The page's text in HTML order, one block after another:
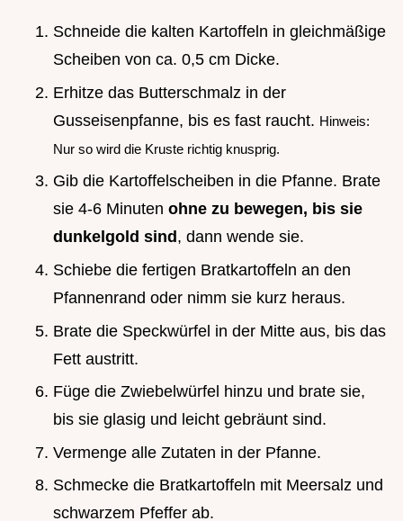
Schneide die kalten Kartoffeln in gleichmäßige
Scheiben von ca. 0,5 cm Dicke.
Erhitze das Butterschmalz in der
Gusseisenpfanne, bis es fast raucht. Hinweis:
Nur so wird die Kruste richtig knusprig.
Gib die Kartoffelscheiben in die Pfanne. Brate
sie 4-6 Minuten ohne zu bewegen, bis sie
dunkelgold sind , dann wende sie.
Schiebe die fertigen Bratkartoffeln an den
Pfannenrand oder nimm sie kurz heraus.
Brate die Speckwürfel in der Mitte aus, bis das
Fett austritt.
Füge die Zwiebelwürfel hinzu und brate sie,
bis sie glasig und leicht gebräunt sind.
Vermenge alle Zutaten in der Pfanne.
Schmecke die Bratkartoffeln mit Meersalz und
schwarzem Pfeffer ab.